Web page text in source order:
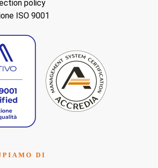
policy
ISO 9001
DI